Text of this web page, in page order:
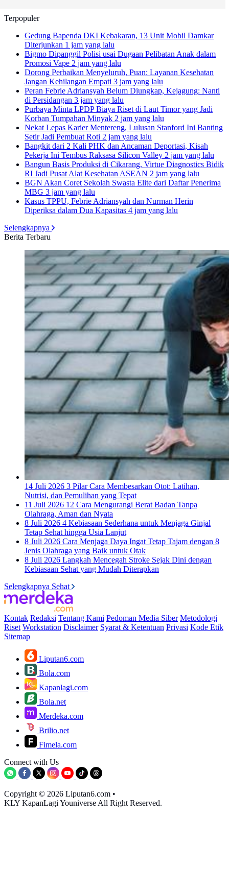
Terpopuler
Gedung Bapenda DKI Kebakaran, 13 Unit Mobil Damkar
Diterjunkan 1 jam yang lalu
Bigmo Dipanggil Polisi usai Dugaan Pelibatan Anak dalam
Promosi Vape 2 jam yang lalu
Dorong Perbaikan Menyeluruh, Puan: Layanan Kesehatan
Jangan Kehilangan Empati 3 jam yang lalu
Peran Febrie Adriansyah Belum Diungkap, Kejagung: Nanti
di Persidangan 3 jam yang lalu
Purbaya Minta LPDP Biaya Riset di Laut Timor yang Jadi
Korban Tumpahan Minyak 2 jam yang lalu
Nekat Lepas Karier Mentereng, Lulusan Stanford Ini Banting
Setir Jadi Pembuat Roti 2 jam yang lalu
Bangkit dari 2 Kali PHK dan Ancaman Deportasi, Kisah
Pekerja Ini Tembus Raksasa Silicon Valley 2 jam yang lalu
Bangun Basis Produksi di Cikarang, Virtue Diagnostics Bidik
RI Jadi Pusat Alat Kesehatan ASEAN 2 jam yang lalu
BGN Akan Coret Sekolah Swasta Elite dari Daftar Penerima
MBG 3 jam yang lalu
Kasus TPPU, Febrie Adriansyah dan Nurman Herin
Diperiksa dalam Dua Kapasitas 4 jam yang lalu
Selengkapnya
Berita Terbaru
14 Juli 2026 3 Pilar Cara Membesarkan Otot: Latihan,
Nutrisi, dan Pemulihan yang Tepat
11 Juli 2026 12 Cara Mengurangi Berat Badan Tanpa
Olahraga, Aman dan Nyata
8 Juli 2026 4 Kebiasaan Sederhana untuk Menjaga Ginjal
Tetap Sehat hingga Usia Lanjut
8 Juli 2026 Cara Menjaga Daya Ingat Tetap Tajam dengan 8
Jenis Olahraga yang Baik untuk Otak
8 Juli 2026 Langkah Mencegah Stroke Sejak Dini dengan
Kebiasaan Sehat yang Mudah Diterapkan
Selengkapnya Sehat
Kontak Redaksi Tentang Kami Pedoman Media Siber Metodologi
Riset Workstation Disclaimer Syarat & Ketentuan Privasi Kode Etik
Sitemap
Liputan6.com
Bola.com
Kapanlagi.com
Bola.net
Merdeka.com
Brilio.net
Fimela.com
Connect with Us
Copyright © 2026 Liputan6.com •
KLY KapanLagi Youniverse All Right Reserved.